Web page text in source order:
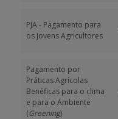
PJA - Pagamento para
os Jovens Agricultores
Pagamento por
Práticas Agrícolas
Benéficas para o clima
e para o Ambiente
(Greening)